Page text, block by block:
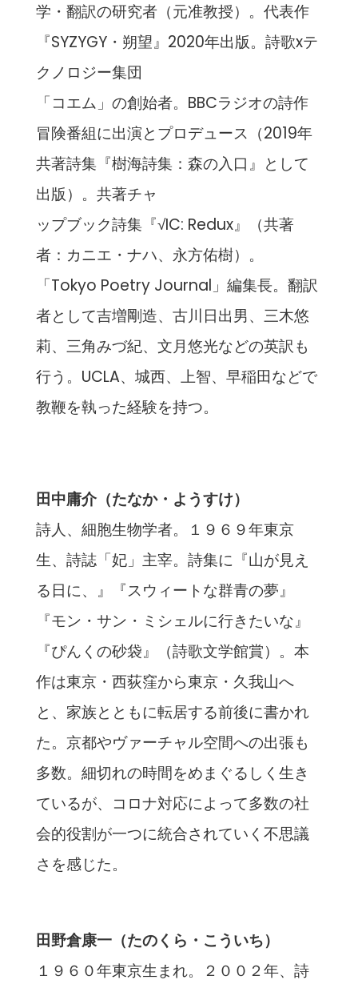
学・翻訳の研究者（元准教授）。代表作
『SYZYGY・朔望』2020年出版。詩歌xテ
クノロジー集団
「コエム」の創始者。BBCラジオの詩作
冒険番組に出演とプロデュース（2019年
共著詩集『樹海詩集：森の入口』として
出版）。共著チャ
ップブック詩集『√IC: Redux』（共著
者：カニエ・ナハ、永方佑樹）。
「Tokyo Poetry Journal」編集長。翻訳
者として吉増剛造、古川日出男、三木悠
莉、三角みづ紀、文月悠光などの英訳も
行う。UCLA、城西、上智、早稲田などで
教鞭を執った経験を持つ。
田中庸介（たなか・ようすけ）
詩人、細胞生物学者。１９６９年東京
生、詩誌「妃」主宰。詩集に『山が見え
る日に、』『スウィートな群青の夢』
『モン・サン・ミシェルに行きたいな』
『ぴんくの砂袋』（詩歌文学館賞）。本
作は東京・西荻窪から東京・久我山へ
と、家族とともに転居する前後に書かれ
た。京都やヴァーチャル空間への出張も
多数。細切れの時間をめまぐるしく生き
ているが、コロナ対応によって多数の社
会的役割が一つに統合されていく不思議
さを感じた。
田野倉康一（たのくら・こういち）
１９６０年東京生まれ。２００２年、詩